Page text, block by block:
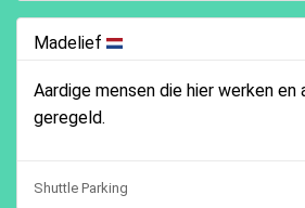
Madelief
Aardige mensen die hier werken en
geregeld.
Shuttle Parking